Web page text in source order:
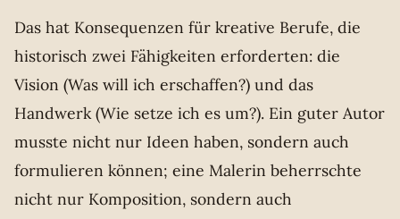
Das hat Konsequenzen für kreative Berufe, die
historisch zwei Fähigkeiten erforderten: die
Vision (Was will ich erschaffen?) und das
Handwerk (Wie setze ich es um?). Ein guter Autor
musste nicht nur Ideen haben, sondern auch
formulieren können; eine Malerin beherrschte
nicht nur Komposition, sondern auch